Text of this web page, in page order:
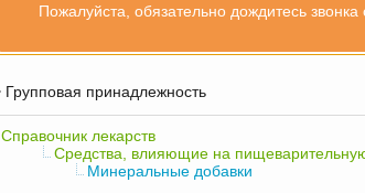
Пожалуйста, обязательно дождитесь
Групповая принадлежность
Справочник лекарств
Средства, влияющие на
Минеральные добавки